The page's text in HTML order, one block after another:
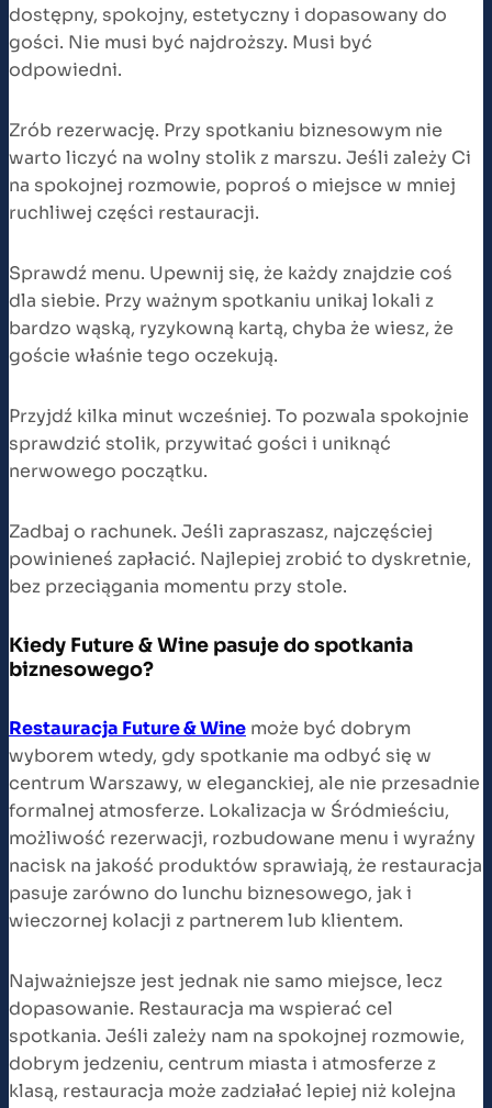
dostępny, spokojny, estetyczny i dopasowany do
gości. Nie musi być najdroższy. Musi być
odpowiedni.
Zrób rezerwację. Przy spotkaniu biznesowym nie
warto liczyć na wolny stolik z marszu. Jeśli zależy Ci
na spokojnej rozmowie, poproś o miejsce w mniej
ruchliwej części restauracji.
Sprawdź menu. Upewnij się, że każdy znajdzie coś
dla siebie. Przy ważnym spotkaniu unikaj lokali z
bardzo wąską, ryzykowną kartą, chyba że wiesz, że
goście właśnie tego oczekują.
Przyjdź kilka minut wcześniej. To pozwala spokojnie
sprawdzić stolik, przywitać gości i uniknąć
nerwowego początku.
Zadbaj o rachunek. Jeśli zapraszasz, najczęściej
powinieneś zapłacić. Najlepiej zrobić to dyskretnie,
bez przeciągania momentu przy stole.
Kiedy Future & Wine pasuje do spotkania
biznesowego?
Restauracja Future & Wine może być dobrym
wyborem wtedy, gdy spotkanie ma odbyć się w
centrum Warszawy, w eleganckiej, ale nie przesadnie
formalnej atmosferze. Lokalizacja w Śródmieściu,
możliwość rezerwacji, rozbudowane menu i wyraźny
nacisk na jakość produktów sprawiają, że restauracja
pasuje zarówno do lunchu biznesowego, jak i
wieczornej kolacji z partnerem lub klientem.
Najważniejsze jest jednak nie samo miejsce, lecz
dopasowanie. Restauracja ma wspierać cel
spotkania. Jeśli zależy nam na spokojnej rozmowie,
dobrym jedzeniu, centrum miasta i atmosferze z
klasą, restauracja może zadziałać lepiej niż kolejna